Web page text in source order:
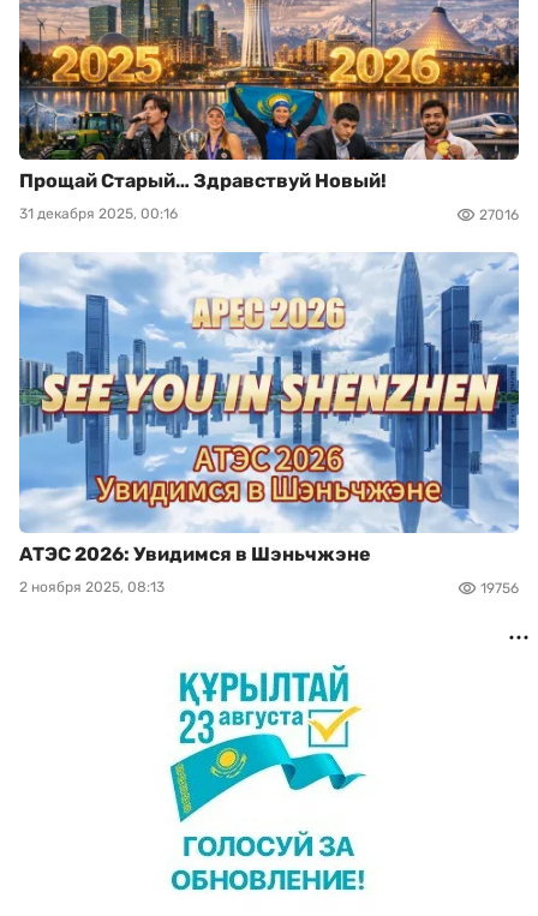
Прощай Старый… Здравствуй Новый!
31 декабря 2025, 00:16 27016
АТЭС 2026: Увидимся в Шэньчжэне
2 ноября 2025, 08:13 19756